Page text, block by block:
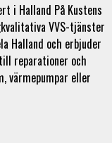
i Halland På Kustens
VVS-tjänster
Halland och erbjuder
reparationer och
värmepumpar eller